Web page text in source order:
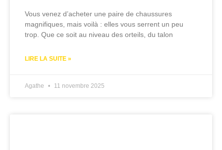
Vous venez d’acheter une paire de chaussures
magnifiques, mais voilà : elles vous serrent un peu
trop. Que ce soit au niveau des orteils, du talon
LIRE LA SUITE »
Agathe 11 novembre 2025